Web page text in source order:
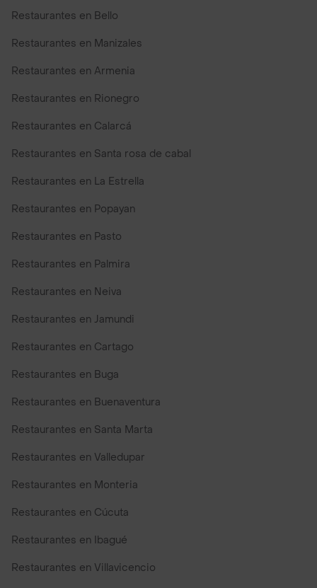
Restaurantes en Bello
Restaurantes en Manizales
Restaurantes en Armenia
Restaurantes en Rionegro
Restaurantes en Calarcá
Restaurantes en Santa rosa de cabal
Restaurantes en La Estrella
Restaurantes en Popayan
Restaurantes en Pasto
Restaurantes en Palmira
Restaurantes en Neiva
Restaurantes en Jamundi
Restaurantes en Cartago
Restaurantes en Buga
Restaurantes en Buenaventura
Restaurantes en Santa Marta
Restaurantes en Valledupar
Restaurantes en Monteria
Restaurantes en Cúcuta
Restaurantes en Ibagué
Restaurantes en Villavicencio